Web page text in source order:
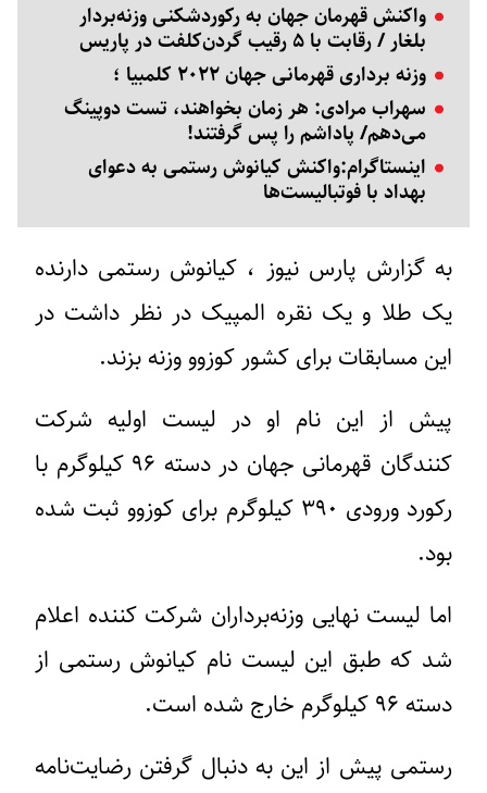
واکنش قهرمان جهان به رکوردشکنی وزنه‌بردار
بلغار / رقابت با ۵ رقیب گردن‌کلفت در پاریس
وزنه برداری قهرمانی جهان ۲۰۲۲ کلمبیا ؛
سهراب مرادی: هر زمان بخواهند، تست دوپینگ
می‌دهم/ پاداشم را پس گرفتند!
اینستاگرام:واکنش کیانوش رستمی به دعوای
بهداد با فوتبالیست‌ها
به گزارش پارس نیوز ، کیانوش رستمی دارنده
یک طلا و یک نقره المپیک در نظر داشت در
این مسابقات برای کشور کوزوو وزنه بزند.
پیش از این نام او در لیست اولیه شرکت
کنندگان قهرمانی جهان در دسته ۹۶ کیلوگرم با
رکورد ورودی ۳۹۰ کیلوگرم برای کوزوو ثبت شده
بود.
اما لیست نهایی وزنه‌برداران شرکت کننده اعلام
شد که طبق این لیست نام کیانوش رستمی از
دسته ۹۶ کیلوگرم خارج شده است.
رستمی پیش از این به دنبال گرفتن رضایت‌نامه